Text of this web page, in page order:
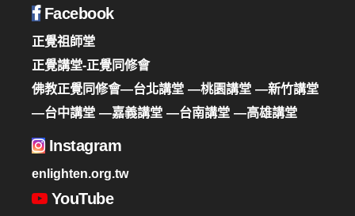
Facebook
正覺祖師堂
正覺講堂-正覺同修會
佛教正覺同修會—台北講堂 —桃園講堂 —新竹講堂
—台中講堂 —嘉義講堂 —台南講堂 —高雄講堂
Instagram
enlighten.org.tw
YouTube